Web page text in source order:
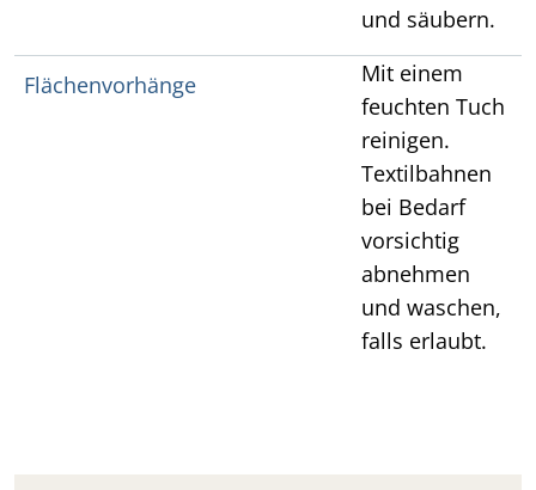
und säubern.
Flächenvorhänge
Mit einem
feuchten Tuch
reinigen.
Textilbahnen
bei Bedarf
vorsichtig
abnehmen
und waschen,
falls erlaubt.